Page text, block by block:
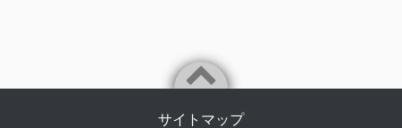
サイトマップ